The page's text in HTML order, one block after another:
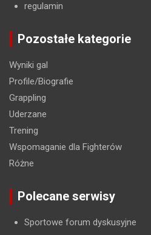
regulamin
Pozostałe kategorie
Wyniki gal
Profile/Biografie
Grappling
Uderzane
Trening
Wspomaganie dla Fighterów
Różne
Polecane serwisy
Sportowe forum dyskusyjne